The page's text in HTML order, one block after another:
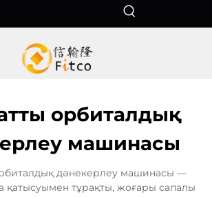
орбиталдық
машинасы
дәнекерлеу машинасы —
қатысуымен тұрақты, жоғары сапалы